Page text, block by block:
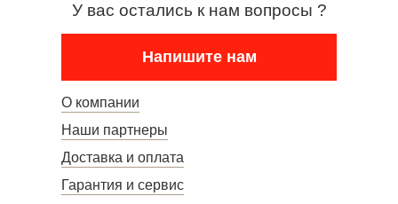
У вас остались к нам вопросы ?
Напишите нам
О компании
Наши партнеры
Доставка и оплата
Гарантия и сервис